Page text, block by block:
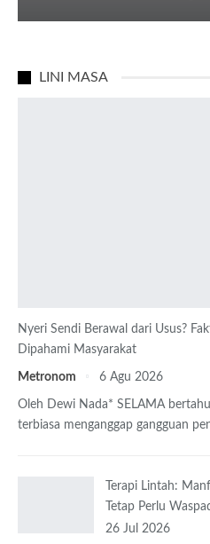
LINI MASA
Nyeri Sendi Berawal dari Usus?
Dipahami Masyarakat
Metronom 6 Agu 2026
Oleh Dewi Nada* SELAMA
terbiasa menganggap gangguan
Terapi Lintah:
Tetap Perlu
26 Jul 2026